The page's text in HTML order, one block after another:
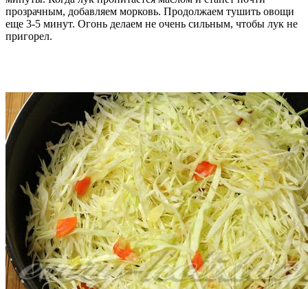
прозрачным, добавляем морковь. Продолжаем тушить овощи
еще 3-5 минут. Огонь делаем не очень сильным, чтобы лук не
пригорел.